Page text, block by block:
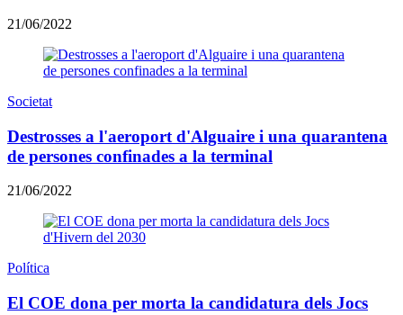
21/06/2022
Societat
Destrosses a l'aeroport d'Alguaire i una quarantena
de persones confinades a la terminal
21/06/2022
Política
El COE dona per morta la candidatura dels Jocs